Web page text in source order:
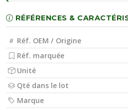
RÉFÉRENCES &
Réf. OEM / Origine
Réf. marquée
Unité
Qté dans le lot
Marque